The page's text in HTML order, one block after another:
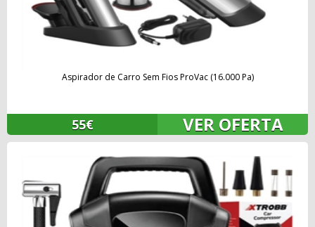
Aspirador de Carro Sem Fios ProVac (16.000 Pa)
55€ VER OFERTA